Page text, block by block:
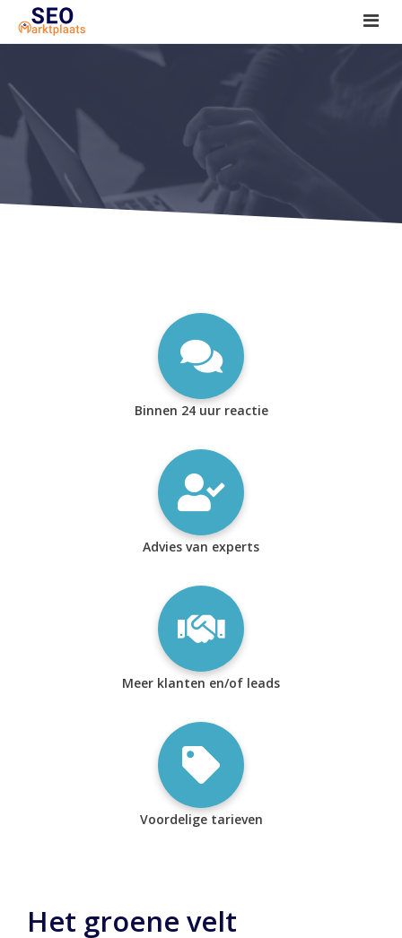
SEO tools reviews
Marketeer bij jou in de buurt?
Offerte
1. Seo voor beginners +
2. Onderzoeken +
Binnen 24 uur reactie
Advies van experts
Meer klanten en/of leads
Voordelige tarieven
Het groene velt